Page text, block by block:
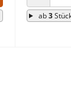
ANZAHL
ab3